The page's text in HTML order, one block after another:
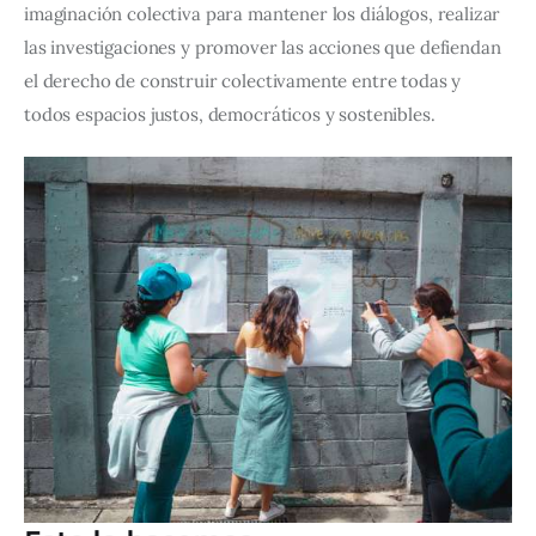
Descargables
Quiénes Somos
Contacto
imaginación colectiva para mantener los diálogos, realizar
las investigaciones y promover las acciones que defiendan
el derecho de construir colectivamente entre todas y
todos espacios justos, democráticos y sostenibles.